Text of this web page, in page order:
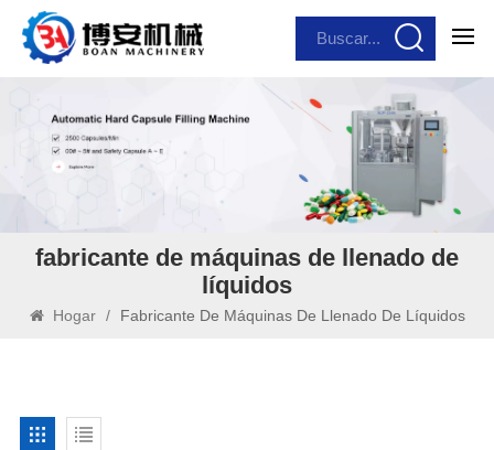
fabricante de máquinas de llenado de
líquidos
Hogar / Fabricante De Máquinas De Llenado De Líquidos